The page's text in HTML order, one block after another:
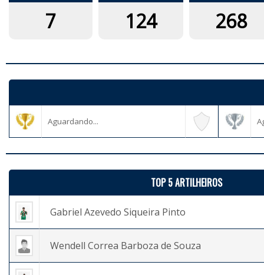
7 124 268
Aguardando...
TOP 5 ARTILHEIROS
Gabriel Azevedo Siqueira Pinto
Wendell Correa Barboza de Souza